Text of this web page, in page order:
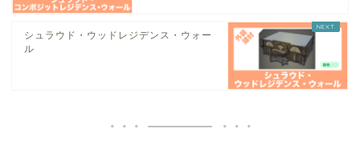
シュラウド・ウッドレジデンス・ウォー
ル